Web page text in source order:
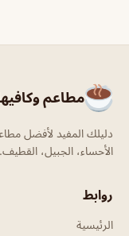
مطاعم
دليلك المفيد لأفضل
الأحساء، الجبيل،
روابط
الرئيسية